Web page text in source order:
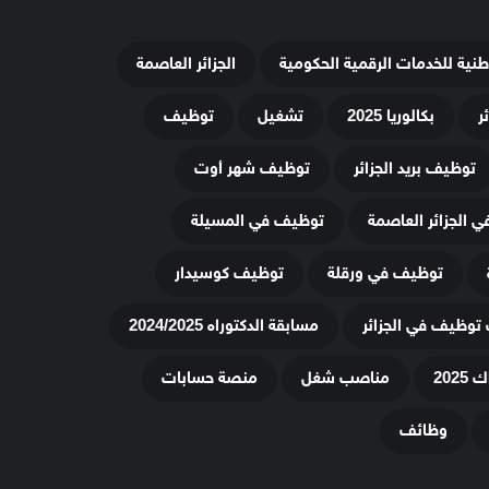
للخدمات الرقمية الحكومية الجزائر العاصمة
بكالوريا 2025 تشغيل توظيف
توظيف بريد الجزائر توظيف شهر أوت
الجزائر العاصمة توظيف في المسيلة
توظيف في ورقلة توظيف كوسيدار
في الجزائر مسابقة الدكتوراه 2024/2025
مناصب شغل منصة حسابات
وظائف